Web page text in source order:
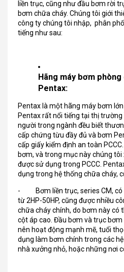
liền trục, cũng như đầu bơm rời
bơm chữa cháy. Chúng tôi giới
công ty chúng tôi nhập, phân
tiếng như sau:
Hãng máy bơm
Pentax:
Pentax là một hãng máy bơm
Pentax rất nổi tiếng tại thị
người trong ngành đều biết
cấp chứng từu đầy đủ và bơm
cấp giấy kiểm định an toàn
bơm, và trong mục này chúng tôi
được sử dụng trong PCCC.
dụng trong hệ thống chữa cháy,
- Bơm liền trục, series CM, có
từ 2HP-50HP, cũng được nhiều
chữa cháy chính, do bơm này có
cột áp cao. Đầu bơm và trục
nên hoạt động mạnh mẽ, tuổi
dụng làm bơm chính trong các
nhà xưởng nhỏ, hoặc những nơi